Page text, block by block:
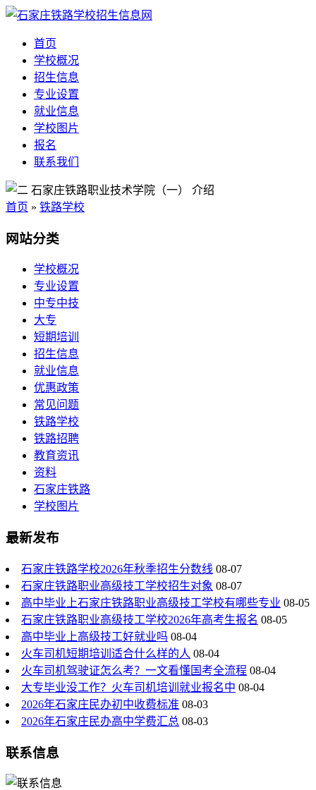
首页
学校概况
招生信息
专业设置
就业信息
学校图片
报名
联系我们
首页 » 铁路学校
网站分类
学校概况
专业设置
中专中技
大专
短期培训
招生信息
就业信息
优惠政策
常见问题
铁路学校
铁路招聘
教育资讯
资料
石家庄铁路
学校图片
最新发布
石家庄铁路学校2026年秋季招生分数线 08-07
石家庄铁路职业高级技工学校招生对象 08-07
高中毕业上石家庄铁路职业高级技工学校有哪些专业 08-05
石家庄铁路职业高级技工学校2026年高考生报名 08-05
高中毕业上高级技工好就业吗 08-04
火车司机短期培训适合什么样的人 08-04
火车司机驾驶证怎么考？一文看懂国考全流程 08-04
大专毕业没工作？火车司机培训就业报名中 08-04
2026年石家庄民办初中收费标准 08-03
2026年石家庄民办高中学费汇总 08-03
联系信息